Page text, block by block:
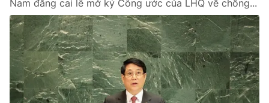
Nam đăng cai lễ mở ký Công ước của LHQ về chống...